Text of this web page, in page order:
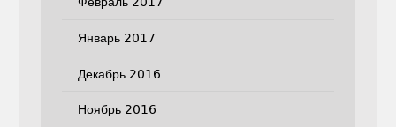
Январь 2017
Декабрь 2016
Ноябрь 2016